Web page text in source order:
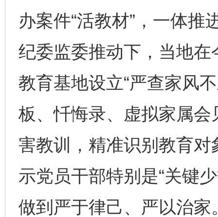
办案件“活教材”，一体推
纪委监委推动下，当地
教育基地设立“严查家风
板、忏悔录、虚拟家属
害教训，精准识别教育
示党员干部特别是“关键
做到严于律己、严以治